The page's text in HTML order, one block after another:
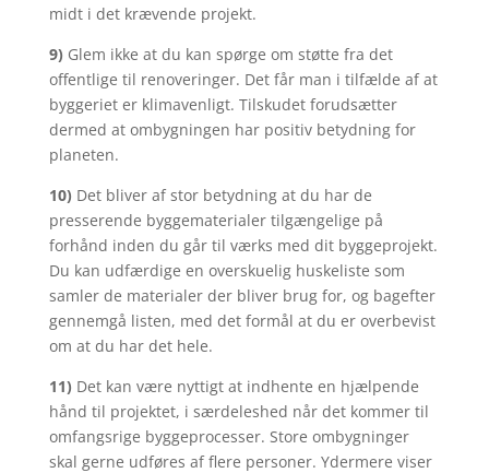
midt i det krævende projekt.
9) Glem ikke at du kan spørge om støtte fra det
offentlige til renoveringer. Det får man i tilfælde af at
byggeriet er klimavenligt. Tilskudet forudsætter
dermed at ombygningen har positiv betydning for
planeten.
10) Det bliver af stor betydning at du har de
presserende byggematerialer tilgængelige på
forhånd inden du går til værks med dit byggeprojekt.
Du kan udfærdige en overskuelig huskeliste som
samler de materialer der bliver brug for, og bagefter
gennemgå listen, med det formål at du er overbevist
om at du har det hele.
11) Det kan være nyttigt at indhente en hjælpende
hånd til projektet, i særdeleshed når det kommer til
omfangsrige byggeprocesser. Store ombygninger
skal gerne udføres af flere personer. Ydermere viser